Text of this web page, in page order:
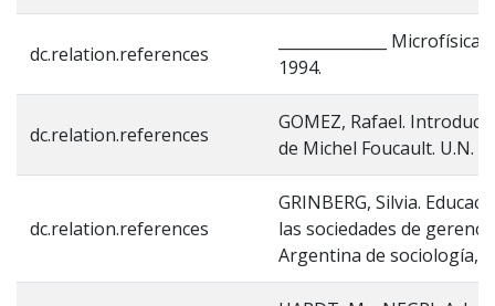
dc.relation.references
______________
1994.
dc.relation.references
GOMEZ, Rafael.
de Michel Foucault. U.N.
dc.relation.references
GRINBERG, Silvia.
las sociedades de
Argentina de sociología,